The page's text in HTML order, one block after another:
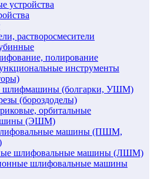
устройства
растворосмесители
полирование
инструменты
шлифмашины (болгарки, УШМ)
(бороздоделы)
орбитальные
(ЭШМ)
машины (ПШМ,
шлифовальные машины (ЛШМ)
шлифовальные машины